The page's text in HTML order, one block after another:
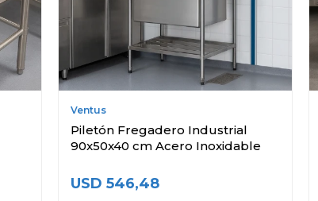
Ventus
Piletón Fregadero Industrial
90x50x40 cm Acero Inoxidable
USD 546,48